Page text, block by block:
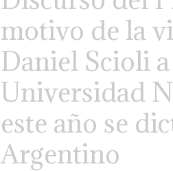
motivo de la
Daniel Scioli
Universidad
este año se
Argentino